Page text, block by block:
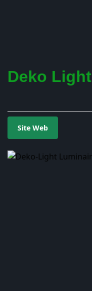
Deko Light
Site Web